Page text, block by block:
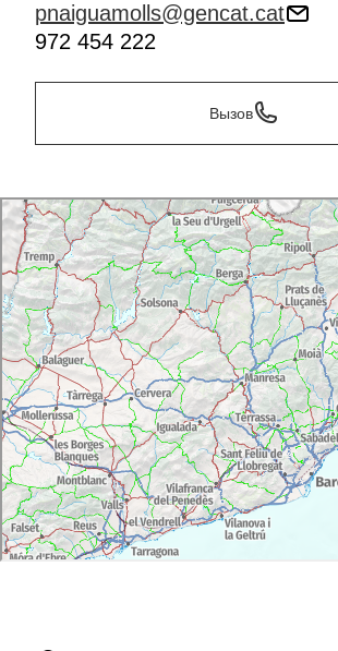
мероприятия и экскурсии с гидом,
познакомят посетителей с
Также можно получить информацию в
пунктов (Л'Эскала, Пералада,
pnaiguamolls@gencat.cat
972 454 222
Вызов